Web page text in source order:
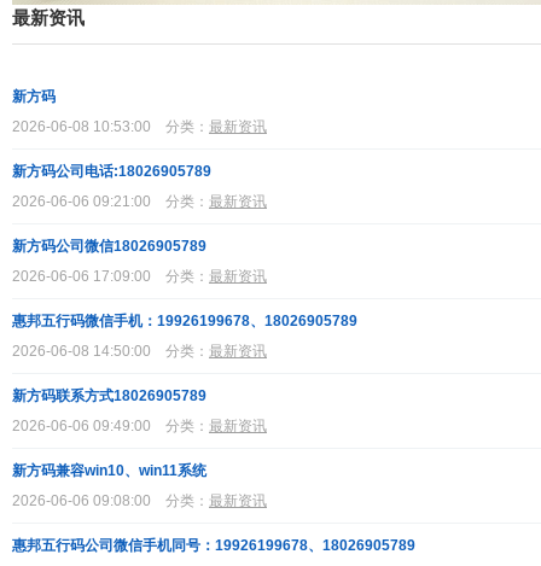
最新资讯
新方码
2026-06-08 10:53:00
分类： 最新资讯
新方码公司电话:18026905789
2026-06-06 09:21:00
分类： 最新资讯
新方码公司微信18026905789
2026-06-06 17:09:00
分类： 最新资讯
惠邦五行码微信手机：19926199678、18026905789
2026-06-08 14:50:00
分类： 最新资讯
新方码联系方式18026905789
2026-06-06 09:49:00
分类： 最新资讯
新方码兼容win10、win11系统
2026-06-06 09:08:00
分类： 最新资讯
惠邦五行码公司微信手机同号：19926199678、18026905789